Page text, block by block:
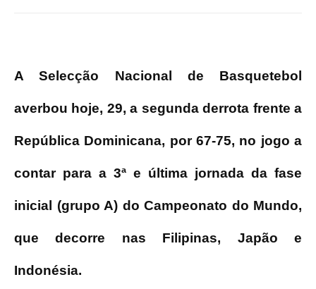
A Selecção Nacional de Basquetebol
averbou hoje, 29, a segunda derrota frente a
República Dominicana, por 67-75, no jogo a
contar para a 3ª e última jornada da fase
inicial (grupo A) do Campeonato do Mundo,
que decorre nas Filipinas, Japão e
Indonésia.